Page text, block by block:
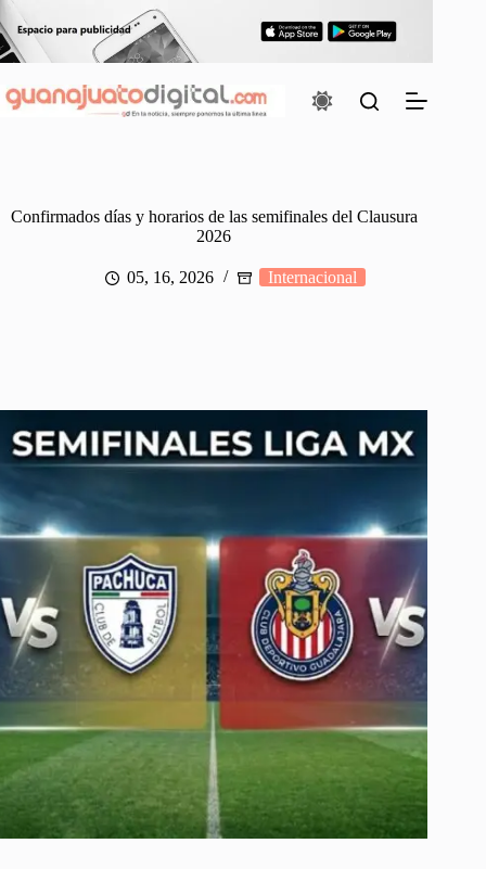
al
contenido
Confirmados días y horarios de las semifinales del Clausura
2026
05, 16, 2026 Internacional